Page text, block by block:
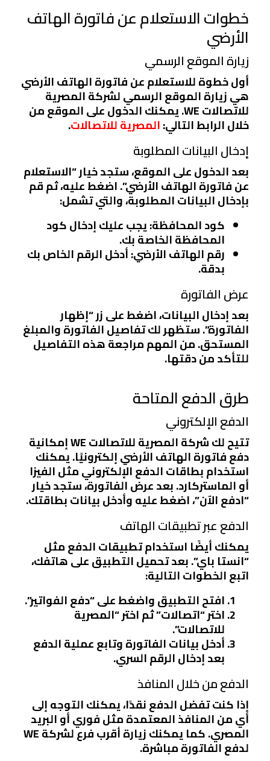
خطوات الاستعلام عن فاتورة الهاتف
الأرضي
زيارة الموقع الرسمي
أول خطوة للاستعلام عن فاتورة الهاتف الأرضي
هي زيارة الموقع الرسمي لشركة المصرية
للاتصالات WE. يمكنك الدخول على الموقع من
خلال الرابط التالي:المصرية للاتصالات.
إدخال البيانات المطلوبة
بعد الدخول على الموقع، ستجد خيار “الاستعلام
عن فاتورة الهاتف الأرضي”. اضغط عليه، ثم قم
بإدخال البيانات المطلوبة، والتي تشمل:
كود المحافظة: يجب عليك إدخال كود
المحافظة الخاصة بك.
رقم الهاتف الأرضي: أدخل الرقم الخاص بك
بدقة.
عرض الفاتورة
بعد إدخال البيانات، اضغط على زر “إظهار
الفاتورة”. ستظهر لك تفاصيل الفاتورة والمبلغ
المستحق. من المهم مراجعة هذه التفاصيل
للتأكد من دقتها.
طرق الدفع المتاحة
الدفع الإلكتروني
تتيح لك شركة المصرية للاتصالات WE إمكانية
دفع فاتورة الهاتف الأرضي إلكترونيًا. يمكنك
استخدام بطاقات الدفع الإلكتروني مثل الفيزا
أو الماستركارد. بعد عرض الفاتورة، ستجد خيار
“ادفع الآن”، اضغط عليه وأدخل بيانات بطاقتك.
الدفع عبر تطبيقات الهاتف
يمكنك أيضًا استخدام تطبيقات الدفع مثل
“انستا باي”. بعد تحميل التطبيق على هاتفك،
اتبع الخطوات التالية:
افتح التطبيق واضغط على “دفع الفواتير”.
اختر “اتصالات” ثم اختر “المصرية
للاتصالات”.
أدخل بيانات الفاتورة وتابع عملية الدفع
بعد إدخال الرقم السري.
الدفع من خلال المنافذ
إذا كنت تفضل الدفع نقدًا، يمكنك التوجه إلى
أي من المنافذ المعتمدة مثل فوري أو البريد
المصري. كما يمكنك زيارة أقرب فرع لشركة WE
لدفع الفاتورة مباشرة.